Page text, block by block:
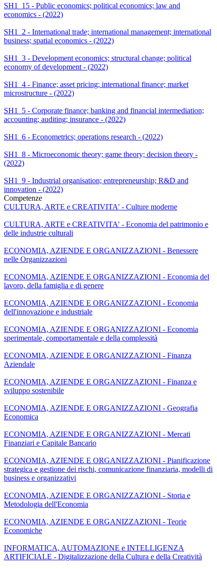
SH1_15 - Public economics; political economics; law and
economics - (2022)
SH1_2 - International trade; international management; international
business; spatial economics - (2022)
SH1_3 - Development economics; structural change; political
economy of development - (2022)
SH1_4 - Finance; asset pricing; international finance; market
microstructure - (2022)
SH1_5 - Corporate finance; banking and financial intermediation;
accounting; auditing; insurance - (2022)
SH1_6 - Econometrics; operations research - (2022)
SH1_8 - Microeconomic theory; game theory; decision theory -
(2022)
SH1_9 - Industrial organisation; entrepreneurship; R&D and
innovation - (2022)
Competenze
CULTURA, ARTE e CREATIVITA' - Culture moderne
CULTURA, ARTE e CREATIVITA' - Economia del patrimonio e
delle industrie culturali
ECONOMIA, AZIENDE E ORGANIZZAZIONI - Benessere
nelle Organizzazioni
ECONOMIA, AZIENDE E ORGANIZZAZIONI - Economia del
lavoro, della famiglia e di genere
ECONOMIA, AZIENDE E ORGANIZZAZIONI - Economia
dell'innovazione e industriale
ECONOMIA, AZIENDE E ORGANIZZAZIONI - Economia
sperimentale, comportamentale e della complessità
ECONOMIA, AZIENDE E ORGANIZZAZIONI - Finanza
Aziendale
ECONOMIA, AZIENDE E ORGANIZZAZIONI - Finanza e
sviluppo sostenibile
ECONOMIA, AZIENDE E ORGANIZZAZIONI - Geografia
Economica
ECONOMIA, AZIENDE E ORGANIZZAZIONI - Mercati
Finanziari e Capitale Bancario
ECONOMIA, AZIENDE E ORGANIZZAZIONI - Pianificazione
strategica e gestione dei rischi, comunicazione finanziaria, modelli di
business e organizzativi
ECONOMIA, AZIENDE E ORGANIZZAZIONI - Storia e
Metodologia dell'Economia
ECONOMIA, AZIENDE E ORGANIZZAZIONI - Teorie
Economiche
INFORMATICA, AUTOMAZIONE e INTELLIGENZA
ARTIFICIALE - Digitalizzazione della Cultura e della Creatività